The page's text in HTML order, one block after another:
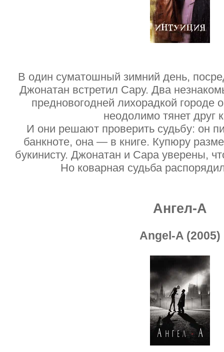
В один суматошный зимний день,
Джонатан встретил Сару. Два
предновогодней лихорадкой городе
неодолимо тянет друг
И они решают проверить судьбу: он
банкноте, она — в книге. Купюру
букинисту. Джонатан и Сара уверены,
Но коварная судьба
Ангел-А
Angel-A (2005)